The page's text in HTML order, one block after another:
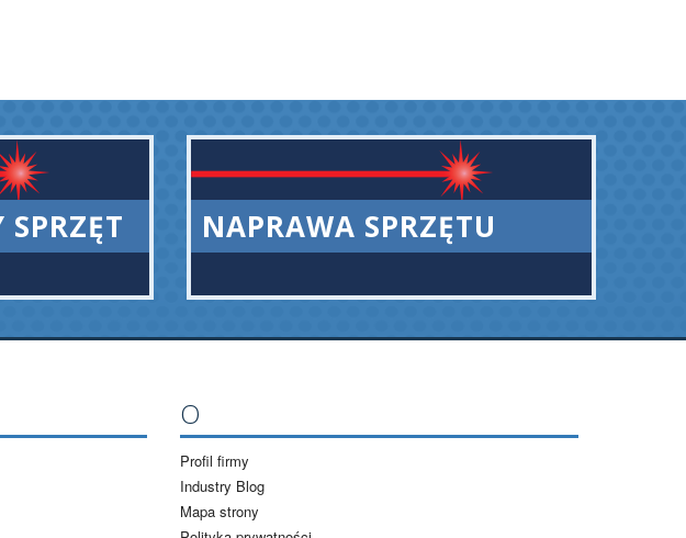
NAPRAWA SPRZĘTU
O
Profil firmy
Industry Blog
Mapa strony